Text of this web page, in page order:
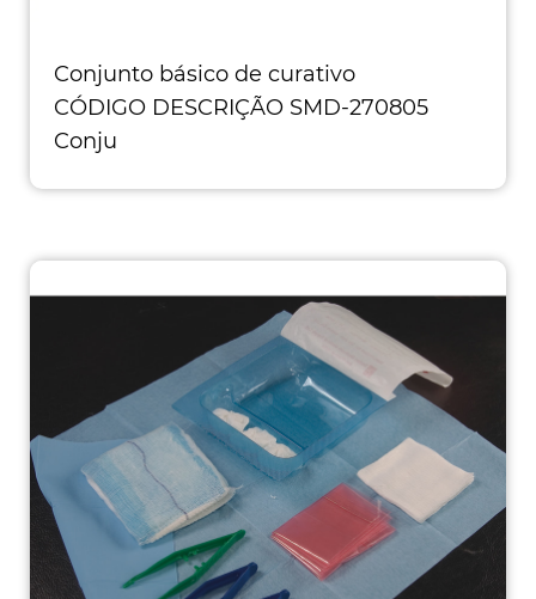
Conjunto básico de curativo
CÓDIGO DESCRIÇÃO SMD-270805
Conju